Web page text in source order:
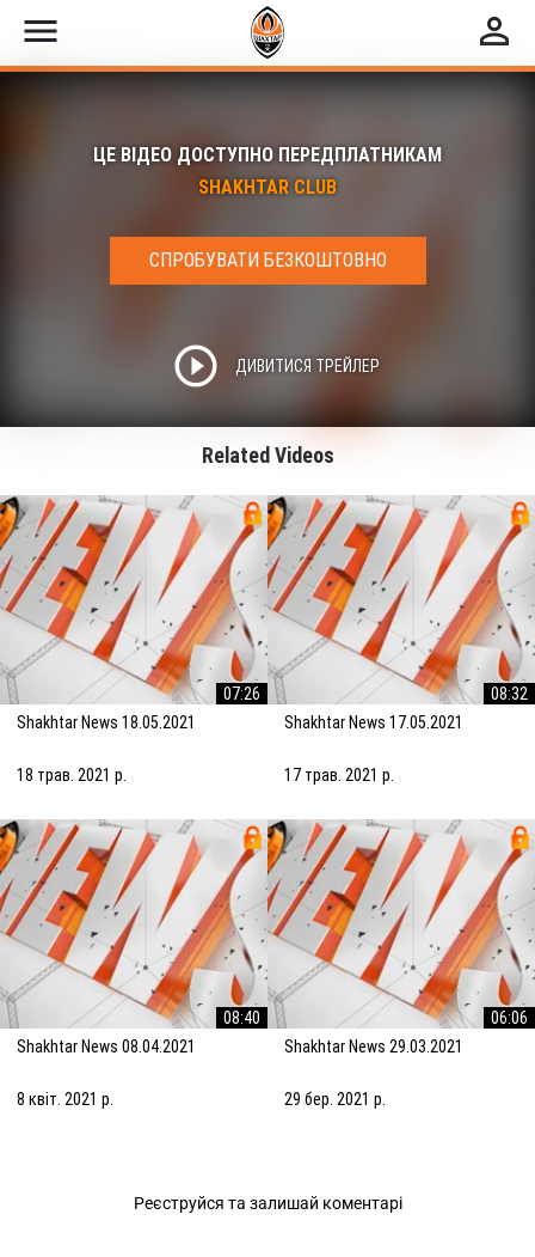
menu perm_identity
ЦЕ ВІДЕО ДОСТУПНО ПЕРЕДПЛАТНИКАМ
SHAKHTAR CLUB
СПРОБУВАТИ БЕЗКОШТОВНО
play_circle_outline ДИВИТИСЯ ТРЕЙЛЕР
Related Videos
07:26
Shakhtar News 18.05.2021
18 трав. 2021 р.
08:32
Shakhtar News 17.05.2021
17 трав. 2021 р.
08:40
Shakhtar News 08.04.2021
8 квіт. 2021 р.
06:06
Shakhtar News 29.03.2021
29 бер. 2021 р.